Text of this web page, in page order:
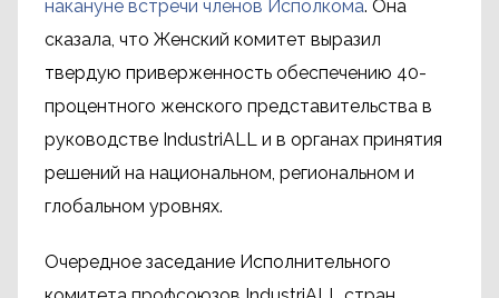
накануне встречи членов Исполкома. Она
сказала, что Женский комитет выразил
твердую приверженность обеспечению 40-
процентного женского представительства в
руководстве IndustriALL и в органах принятия
решений на национальном, региональном и
глобальном уровнях.
Очередное заседание Исполнительного